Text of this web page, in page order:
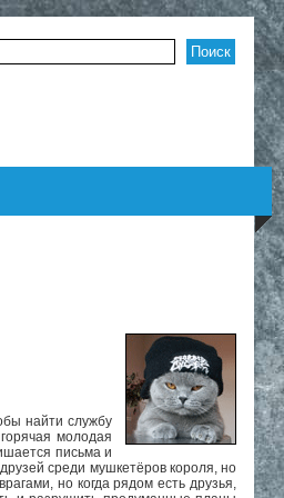
поиска
найти службу
молодая
письма и
среди мушкетёров короля, но
но когда рядом есть друзья,